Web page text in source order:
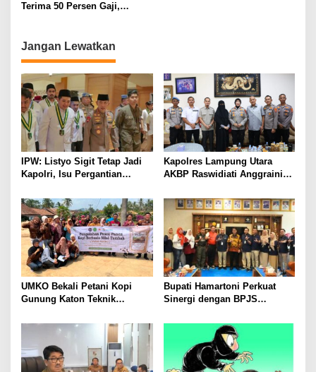
Terima 50 Persen Gaji,
Jangan Lewatkan
IPW: Listyo Sigit Tetap Jadi
Kapolri, Isu Pergantian
Kawanan Febrie Adriansyah
Kapolres Lampung Utara
AKBP Raswidiati Anggraini
Tokoh Masyarakat dan Adat
Perkuat Kamtibmas
UMKO Bekali Petani Kopi
Gunung Katon Teknik
Jual Hasil Panen Meningkat
Bupati Hamartoni Perkuat
Sinergi dengan BPJS
Kesehatan Makin Cepat dan